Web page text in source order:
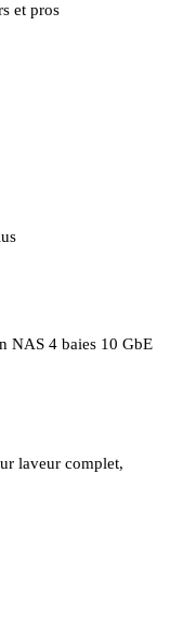
et pros
NAS 4 baies 10 GbE
laveur complet,